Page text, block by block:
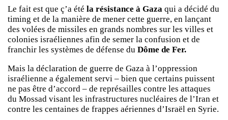
Le fait est que ç’a été la résistance à Gaza qui a décidé du
timing et de la manière de mener cette guerre, en lançant
des volées de missiles en grands nombres sur les villes et
colonies israéliennes afin de semer la confusion et de
franchir les systèmes de défense du Dôme de Fer.
Mais la déclaration de guerre de Gaza à l’oppression
israélienne a également servi – bien que certains puissent
ne pas être d’accord – de représailles contre les attaques
du Mossad visant les infrastructures nucléaires de l’Iran et
contre les centaines de frappes aériennes d’Israël en Syrie.